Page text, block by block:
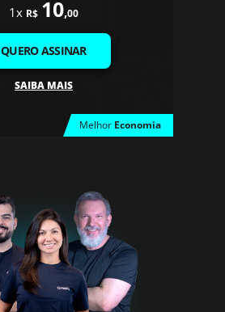
Melhor Economia
1x R$ 10,00
QUERO ASSINAR
SAIBA MAIS